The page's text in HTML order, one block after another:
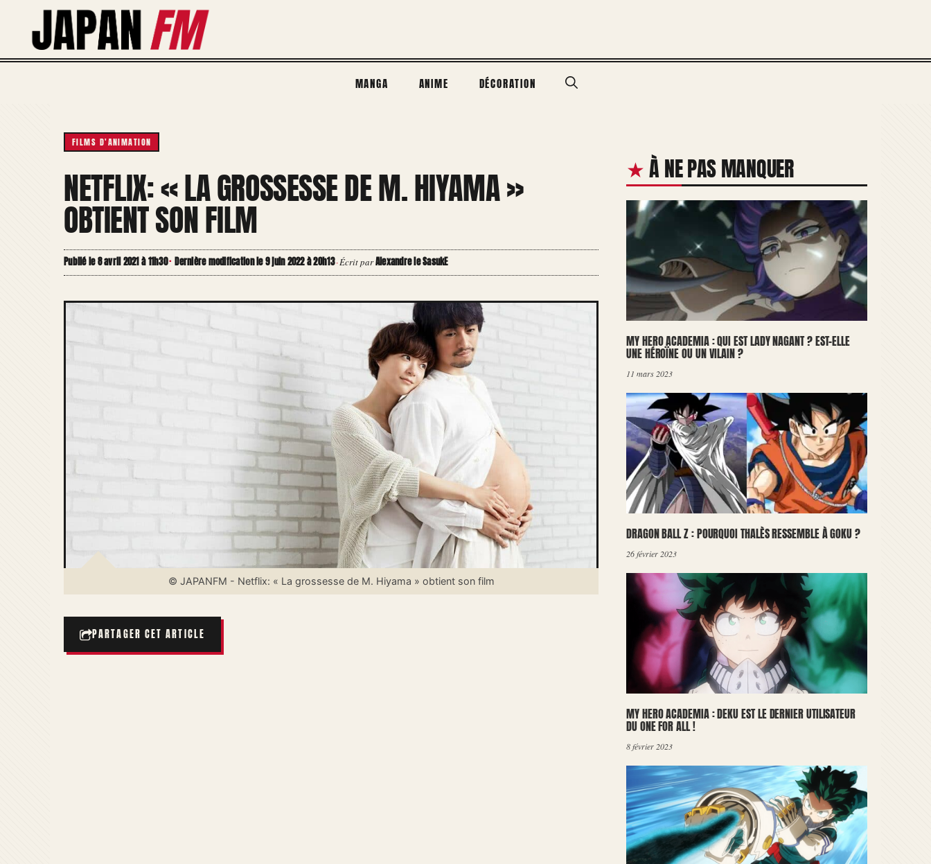
contenu
MANGA ANIME DÉCORATION
FILMS D'ANIMATION
NETFLIX: « LA GROSSESSE DE M. HIYAMA »
OBTIENT SON FILM
Publié le 8 avril 2021 à 11h30· Dernière modification le 9 juin 2022 à 20h13·Écrit parAlexandre le SasukE
© JAPANFM - Netflix: « La grossesse de M. Hiyama » obtient son film
PARTAGER CET ARTICLE
À NE PAS MANQUER
MY HERO ACADEMIA : QUI EST LADY NAGANT ? EST-ELLE
UNE HÉROÏNE OU UN VILAIN ?
11 mars 2023
DRAGON BALL Z : POURQUOI THALÈS RESSEMBLE À GOKU ?
26 février 2023
MY HERO ACADEMIA : DEKU EST LE DERNIER UTILISATEUR
DU ONE FOR ALL !
8 février 2023